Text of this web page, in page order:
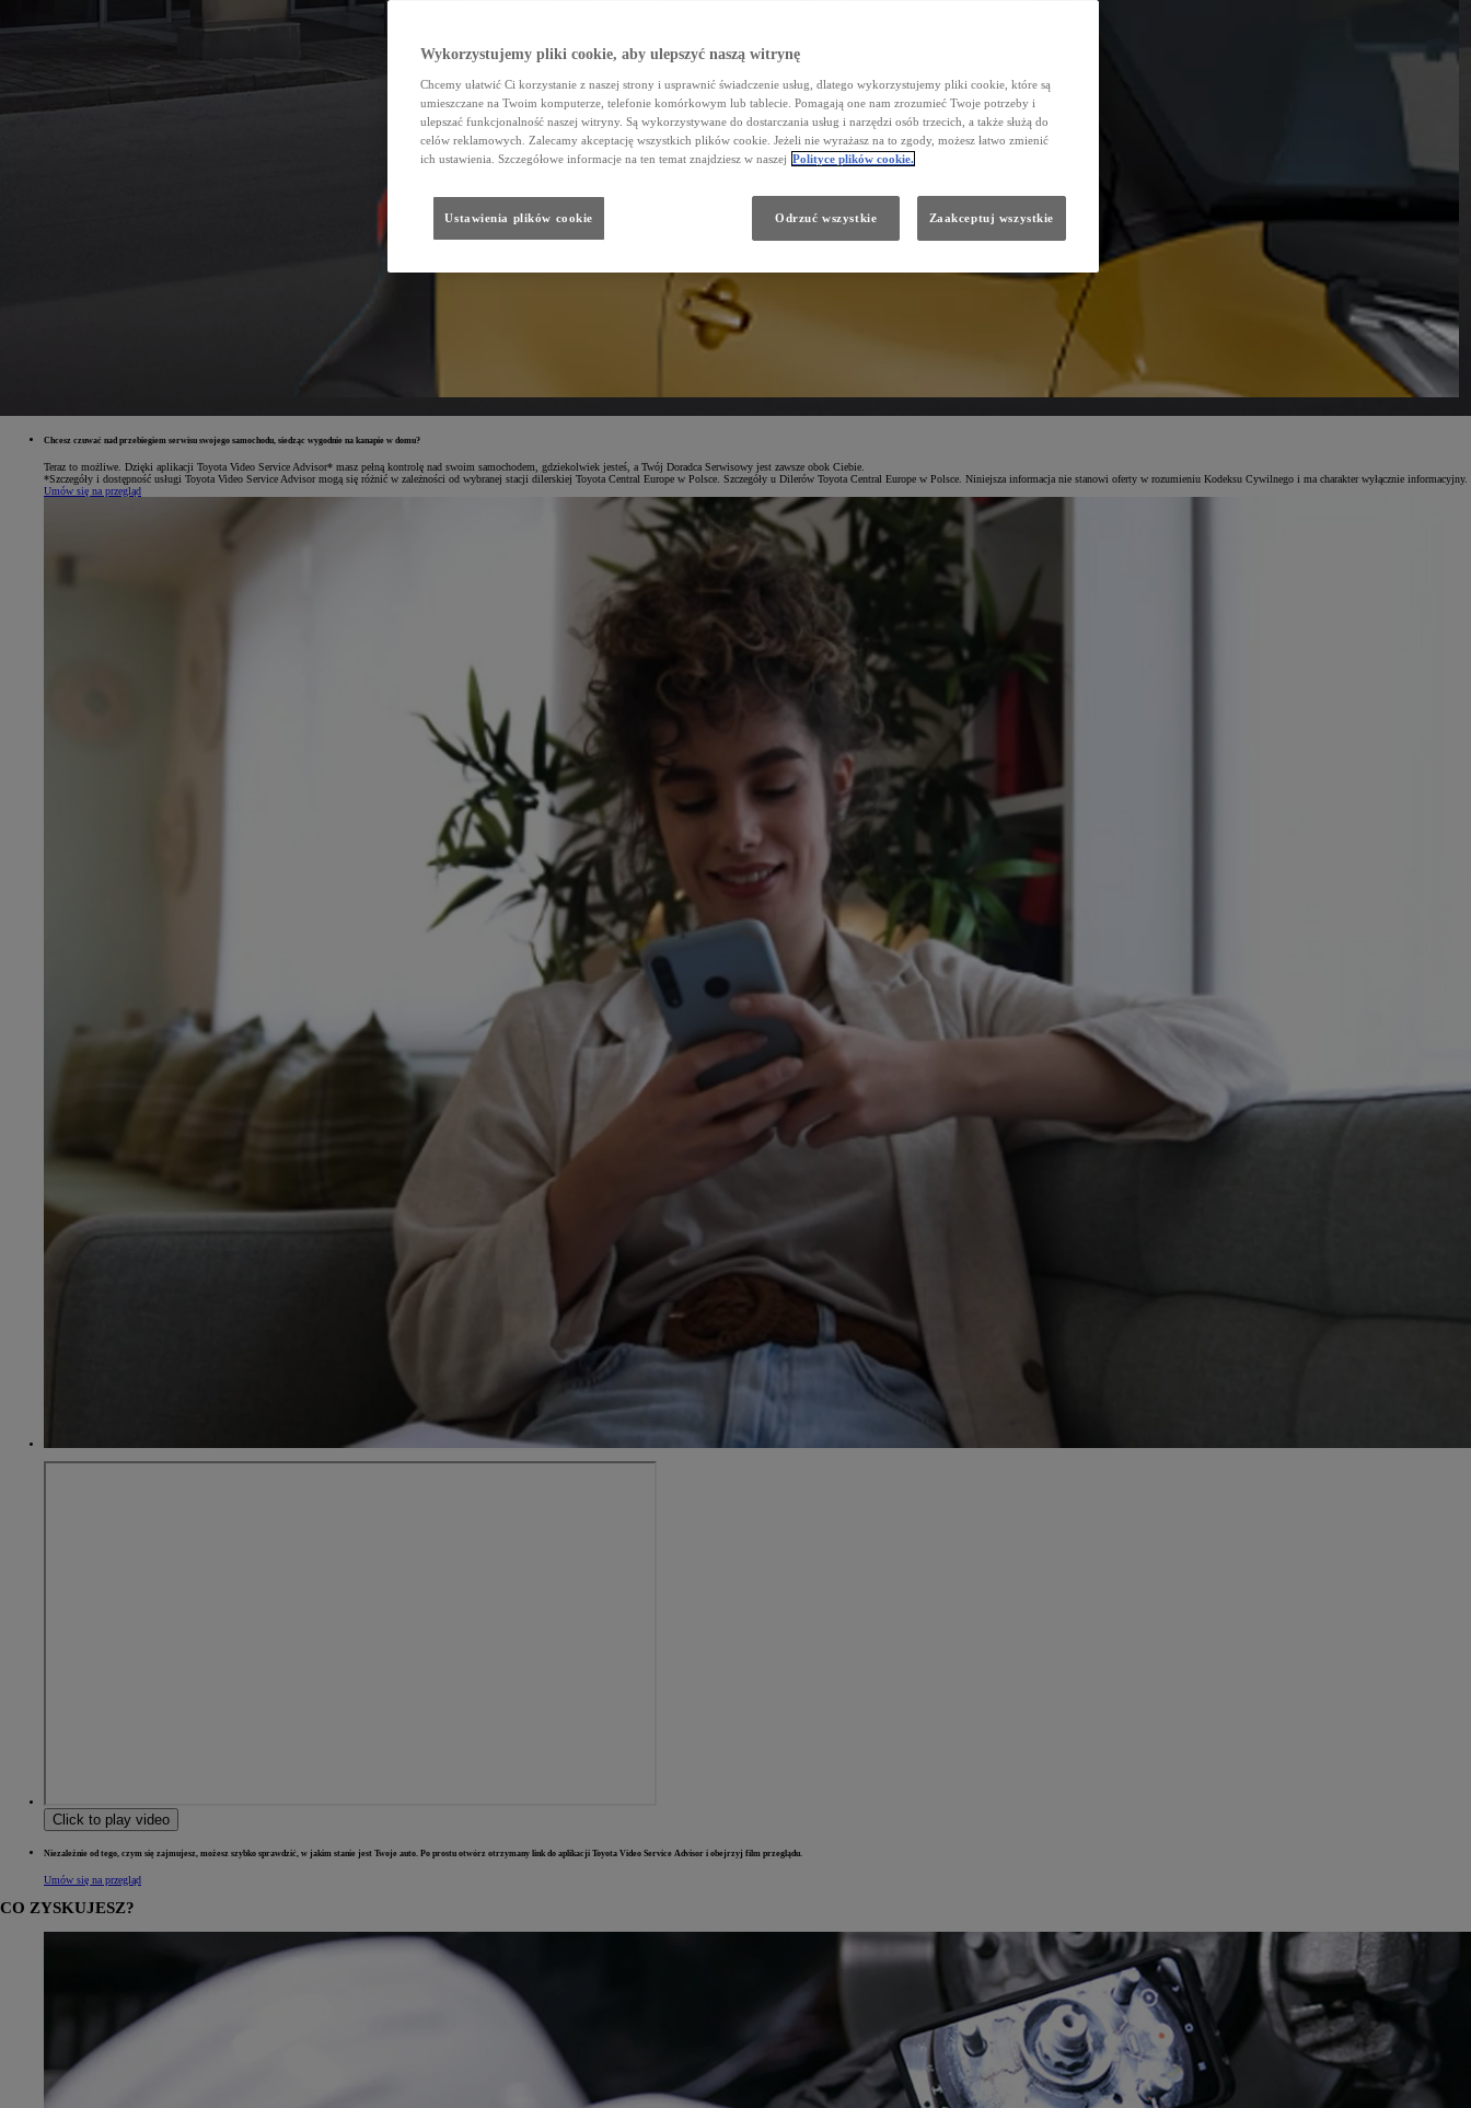
Chcesz czuwać nad przebiegiem serwisu swojego samochodu, siedząc wygodnie na kanapie w domu?
Teraz to możliwe. Dzięki aplikacji Toyota Video Service Advisor* masz pełną kontrolę nad swoim samochodem, gdziekolwiek jesteś, a Twój Doradca Serwisowy jest zawsze obok Ciebie.
*Szczegóły i dostępność usługi Toyota Video Service Advisor mogą się różnić w zależności od wybranej stacji dilerskiej Toyota Central Europe w Polsce. Szczegóły u Dilerów Toyota Central Europe w Polsce. Niniejsza informacja nie stanowi oferty w rozumieniu Kodeksu Cywilnego i ma charakter wyłącznie informacyjny.
Umów się na przegląd
Click to play video
Niezależnie od tego, czym się zajmujesz, możesz szybko sprawdzić, w jakim stanie jest Twoje auto. Po prostu otwórz otrzymany link do aplikacji Toyota Video Service Advisor i obejrzyj film przeglądu.
Umów się na przegląd
CO ZYSKUJESZ?
Wykorzystujemy pliki cookie, aby ulepszyć naszą witrynę
Chcemy ułatwić Ci korzystanie z naszej strony i usprawnić świadczenie usług, dlatego wykorzystujemy pliki cookie, które są
umieszczane na Twoim komputerze, telefonie komórkowym lub tablecie. Pomagają one nam zrozumieć Twoje potrzeby i
ulepszać funkcjonalność naszej witryny. Są wykorzystywane do dostarczania usług i narzędzi osób trzecich, a także służą do
celów reklamowych. Zalecamy akceptację wszystkich plików cookie. Jeżeli nie wyrażasz na to zgody, możesz łatwo zmienić
ich ustawienia. Szczegółowe informacje na ten temat znajdziesz w naszej Polityce plików cookie.
Ustawienia plików cookie Odrzuć wszystkie Zaakceptuj wszystkie